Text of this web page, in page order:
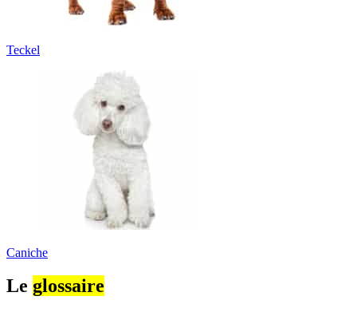
Teckel
Caniche
Le glossaire